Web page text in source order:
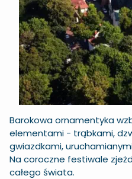
Barokowa ornamentyka
elementami - trąbkami,
gwiazdkami,
Na coroczne festiwale
całego świata.